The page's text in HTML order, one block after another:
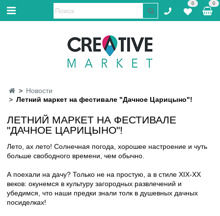
0 0
Новости
Летний маркет на фестивале "Дачное Царицыно"!
ЛЕТНИЙ МАРКЕТ НА ФЕСТИВАЛЕ
"ДАЧНОЕ ЦАРИЦЫНО"!
Лето, ах лето! Солнечная погода, хорошее настроение и чуть
больше свободного времени, чем обычно.
А поехали на дачу? Только не на простую, а в стиле XIX-ХХ
веков: окунемся в культуру загородных развлечений и
убедимся, что наши предки знали толк в душевных дачных
посиделках!